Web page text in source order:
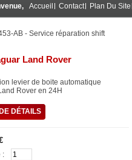
Accueil Contact Plan Du Site
AB - Service réparation shift
Land Rover
levier de boite automatique
Rover en 24H
DÉTAILS
: